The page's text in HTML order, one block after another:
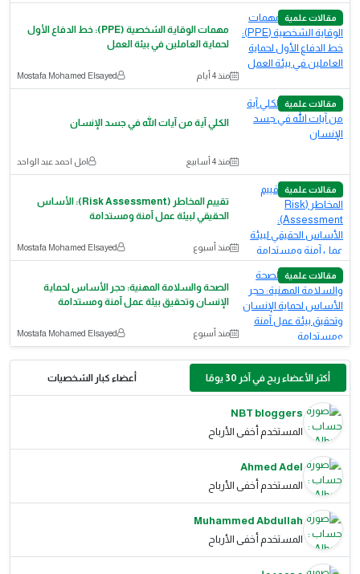
مقالات علمية
مهمات الوقاية الشخصية (PPE): خط الدفاع الأول
لحماية العاملين في بيئة العمل
منذ 4 أيام Mostafa Mohamed Elsayed
مقالات علمية
الكلي آية من آيات الله في جسد الإنسان
منذ 4 أسابيع امل احمد عبد الواحد
مقالات علمية
تقييم المخاطر (Risk Assessment): الأساس
الحقيقي لبيئة عمل آمنة ومستدامة
منذ أسبوع Mostafa Mohamed Elsayed
مقالات علمية
الصحة والسلامة المهنية: حجر الأساس لحماية
الإنسان وتحقيق بيئة عمل آمنة ومستدامة
منذ أسبوع Mostafa Mohamed Elsayed
أكثر الأعضاء ربح في آخر 30 يومًا أعضاء كبار الشخصيات
NBT bloggers
المستخدم أخفى الأرباح
Ahmed Adel
المستخدم أخفى الأرباح
Muhammed Abdullah
المستخدم أخفى الأرباح